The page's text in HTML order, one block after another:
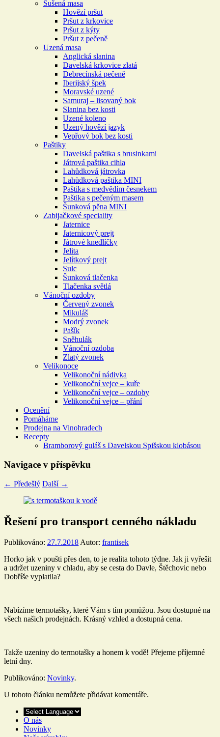
Sušená masa
Hovězí pršut
Pršut z krkovice
Pršut z kýty
Pršut z pečeně
Uzená masa
Anglická slanina
Davelská krkovice zlatá
Debrecínská pečeně
Iberijský špek
Moravské uzené
Samuraj – lisovaný bok
Slanina bez kosti
Uzené koleno
Uzený hovězí jazyk
Vepřový bok bez kosti
Paštiky
Davelská paštika s brusinkami
Játrová paštika cihla
Lahůdková játrovka
Lahůdková paštika MINI
Paštika s medvědím česnekem
Paštika s pečeným masem
Šunková pěna MINI
Zabijačkové speciality
Jaternice
Jaternicový prejt
Játrové knedlíčky
Jelita
Jelítkový prejt
Sulc
Šunková tlačenka
Tlačenka světlá
Vánoční ozdoby
Červený zvonek
Mikuláš
Modrý zvonek
Pašík
Sněhulák
Vánoční ozdoba
Zlatý zvonek
Velikonoce
Velikonoční nádivka
Velikonoční vejce – kuře
Velikonoční vejce – ozdoby
Velikonoční vejce – přání
Ocenění
Pomáháme
Prodejna na Vinohradech
Recepty
Bramborový guláš s Davelskou Spišskou klobásou
Navigace v příspěvku
← Předešlý Další →
Řešení pro transport cenného nákladu
Publikováno: 27.7.2018 Autor: frantisek
Horko jak v poušti přes den, to je realita tohoto týdne. Jak ji vyřešit
a udržet uzeniny v chladu, aby se cesta do Davle, Štěchovic nebo
Dobříše vyplatila?
Nabízíme termotašky, které Vám s tím pomůžou. Jsou dostupné na
všech našich prodejnách. Krásný vzhled a dostupná cena.
Takže uzeniny do termotašky a honem k vodě! Přejeme příjemné
letní dny.
Publikováno: Novinky.
U tohoto článku nemůžete přidávat komentáře.
O nás
Novinky